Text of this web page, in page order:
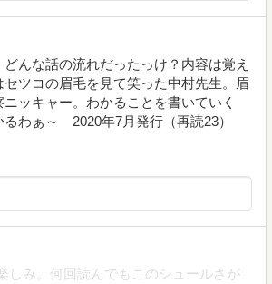
んな話の流れだったっけ？内容は覚え
ツコの眉毛を見て笑った中村先生。眉
ッキャー。わかることを書いていく
るわぁ～ 2020年7月発行（再読23）
しみ。何回読んでもこのシュールさが